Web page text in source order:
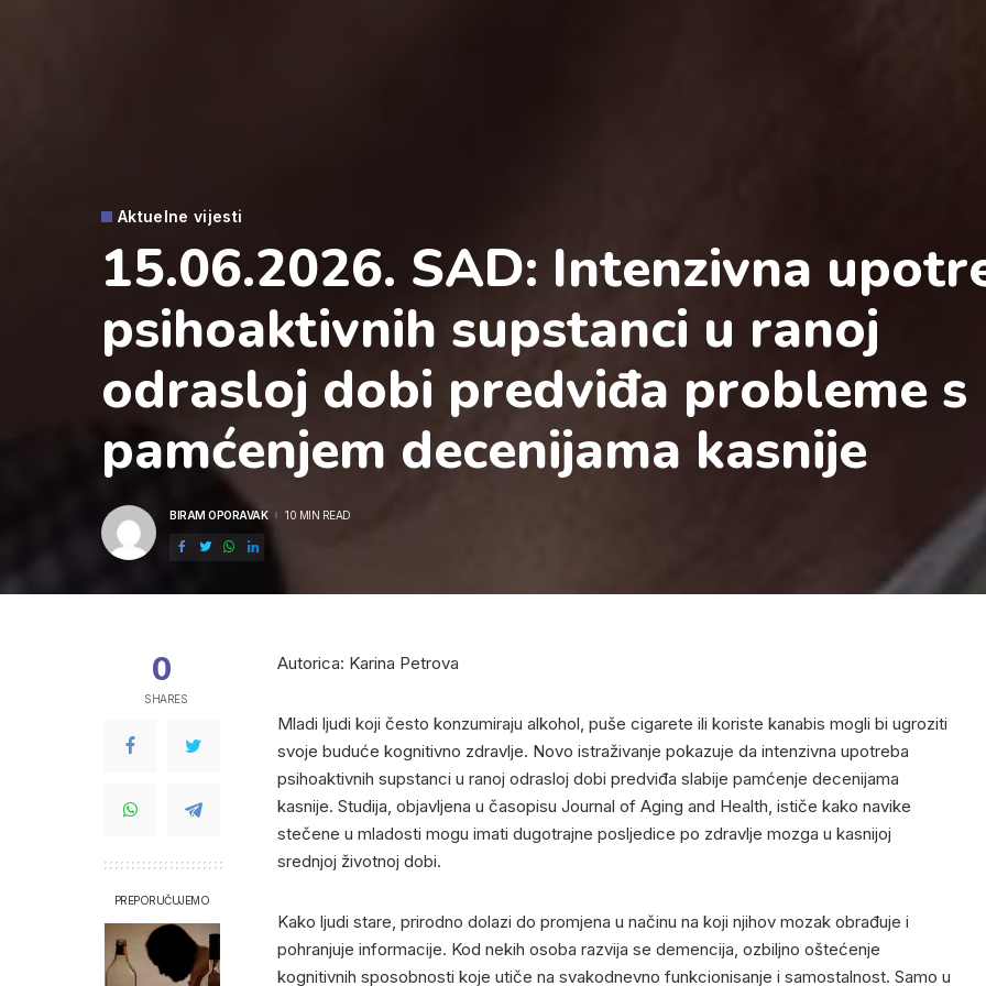
Aktuelne vijesti
15.06.2026. SAD: Intenzivna
psihoaktivnih supstanci u ranoj
odrasloj dobi predviđa probleme s
pamćenjem decenijama kasnije
POSTED
BIRAM OPORAVAK 10 MIN READ
0
SHARES
PREPORUČUJEMO
Autorica: Karina Petrova
Mladi ljudi koji često konzumiraju alkohol, puše cigarete ili koriste kanabis mogli bi ugroziti
svoje buduće kognitivno zdravlje. Novo istraživanje pokazuje da intenzivna upotreba
psihoaktivnih supstanci u ranoj odrasloj dobi predviđa slabije pamćenje decenijama
kasnije. Studija, objavljena u časopisu Journal of Aging and Health, ističe kako navike
stečene u mladosti mogu imati dugotrajne posljedice po zdravlje mozga u kasnijoj
srednjoj životnoj dobi.
Kako ljudi stare, prirodno dolazi do promjena u načinu na koji njihov mozak obrađuje i
pohranjuje informacije. Kod nekih osoba razvija se demencija, ozbiljno oštećenje
kognitivnih sposobnosti koje utiče na svakodnevno funkcionisanje i samostalnost. Samo u